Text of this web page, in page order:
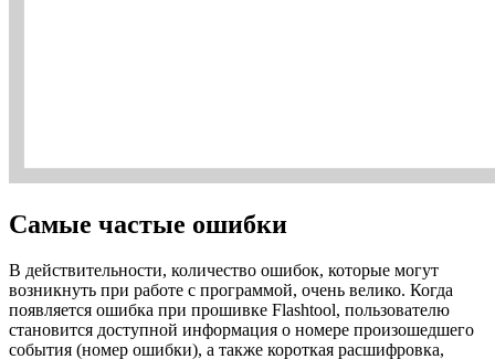
Самые частые ошибки
В действительности, количество ошибок, которые могут
возникнуть при работе с программой, очень велико. Когда
появляется ошибка при прошивке Flashtool, пользователю
становится доступной информация о номере произошедшего
события (номер ошибки), а также короткая расшифровка,